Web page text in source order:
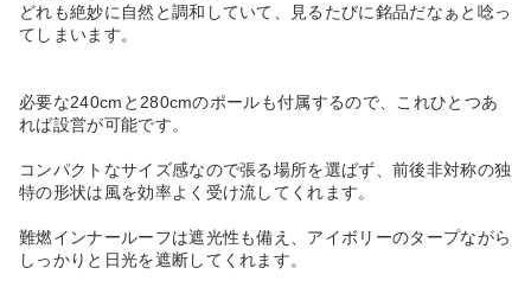
どれも絶妙に自然と調和していて、見るたびに銘品だなぁと唸っ
てしまいます。
必要な240cmと280cmのポールも付属するので、これひとつあ
れば設営が可能です。
コンパクトなサイズ感なので張る場所を選ばず、前後非対称の独
特の形状は風を効率よく受け流してくれます。
難燃インナールーフは遮光性も備え、アイボリーのタープながら
しっかりと日光を遮断してくれます。